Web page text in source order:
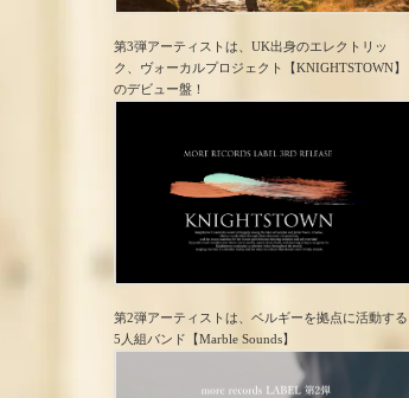
第3弾アーティストは、UK出身のエレクトリッ
ク、ヴォーカルプロジェクト【KNIGHTSTOWN】
のデビュー盤！
第2弾アーティストは、ベルギーを拠点に活動する
5人組バンド【Marble Sounds】